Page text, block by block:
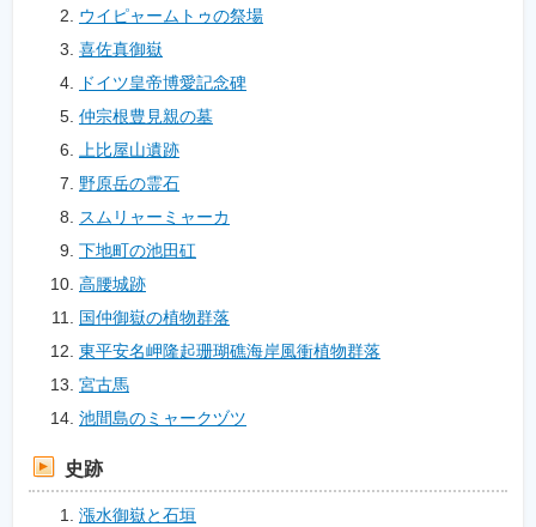
ウイピャームトゥの祭場
喜佐真御嶽
ドイツ皇帝博愛記念碑
仲宗根豊見親の墓
上比屋山遺跡
野原岳の霊石
スムリャーミャーカ
下地町の池田矼
高腰城跡
国仲御嶽の植物群落
東平安名岬隆起珊瑚礁海岸風衝植物群落
宮古馬
池間島のミャークヅツ
史跡
漲水御嶽と石垣